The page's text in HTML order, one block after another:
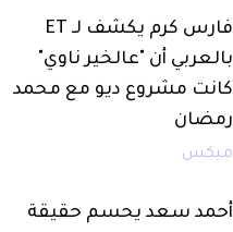
فارس كرم يكشف لـ ET
بالعربي أن "عالخير ناوي"
كانت مشروع ديو مع محمد
رمضان
ميكس
أحمد سعد يحسم حقيقة